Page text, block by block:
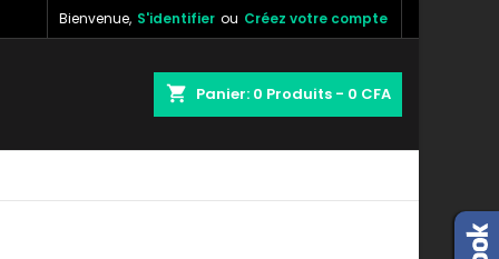
Bienvenue, S'identifier ou Créez votre compte
shopping_cart Panier: 0 Produits - 0 CFA